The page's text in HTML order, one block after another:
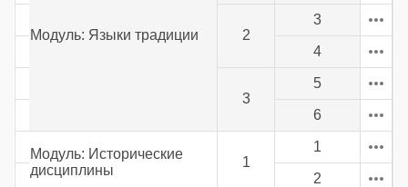
Модуль: Языки традиции 2
3
4
3
5
6
Модуль: Исторические
дисциплины
1
1
2